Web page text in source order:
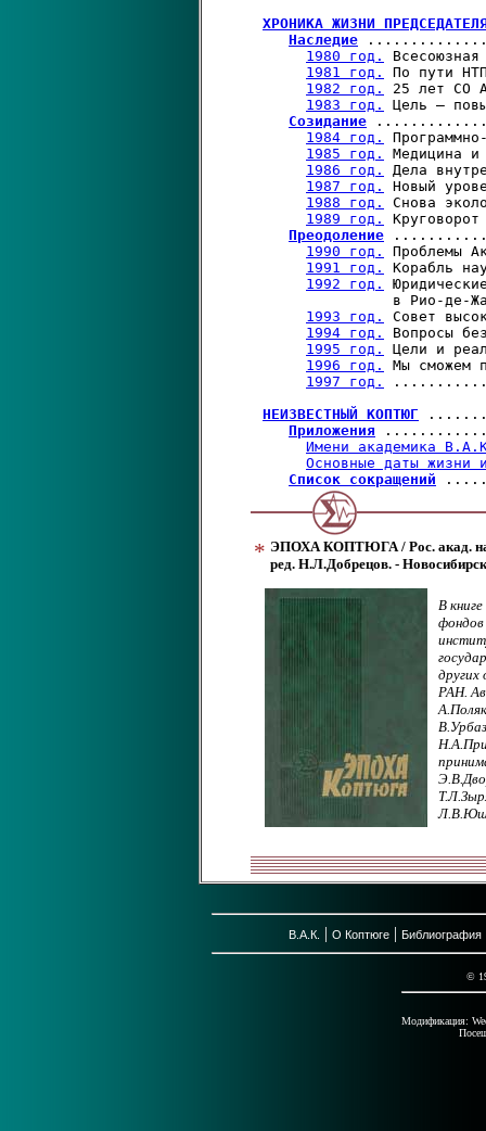
ХРОНИКА ЖИЗНИ
Наследие
1980 год.
1981 год.
По
1982 год.
25 лет
1983 год.
Цель –
Созидание
1984 год.
1985 год.
Медицина
1986 год.
Дела
1987 год.
Новый
1988 год.
Снова
1989 год.
Преодоление
1990 год.
1991 год.
Корабль
1992 год.
в Рио-де-
1993 год.
Совет
1994 год.
Вопросы
1995 год.
Цели и
1996 год.
Мы сможем
1997 год.
НЕИЗВЕСТНЫЙ КОПТЮГ
Приложения
Имени академика
Основные даты жизни
Список сокращений
* ЭПОХА КОПТЮГА / Рос. акад.
ред. Н.Л.Добрецов. -
В
других
РАН.
В.А.К. | О Коптюге | Библиография
©
Модификация: